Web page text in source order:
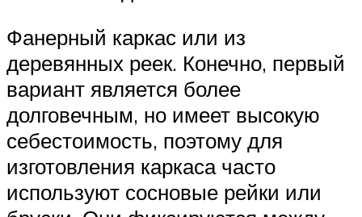
Фанерный каркас или из
деревянных реек. Конечно, первый
вариант является более
долговечным, но имеет высокую
себестоимость, поэтому для
изготовления каркаса часто
используют сосновые рейки или